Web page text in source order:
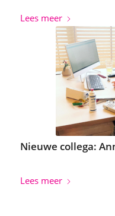
Lees meer
Nieuwe collega:
Lees meer